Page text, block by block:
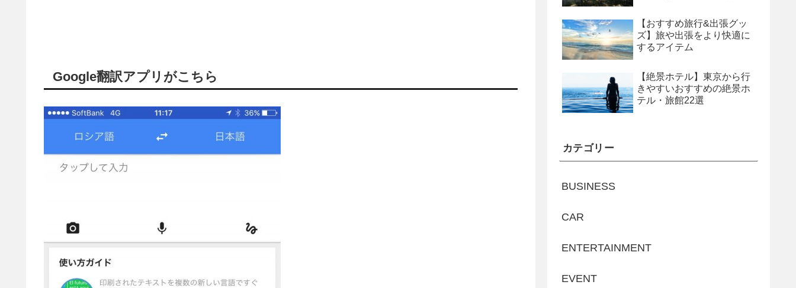
Google翻訳アプリがこちら
【おすすめ旅行&出張グッ
ズ】旅や出張をより快適に
するアイテム
【絶景ホテル】東京から行
きやすいおすすめの絶景ホ
テル・旅館22選
カテゴリー
BUSINESS
CAR
ENTERTAINMENT
EVENT